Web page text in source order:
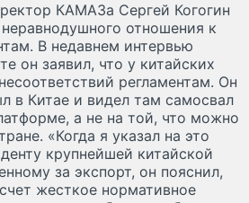
КАМАЗа Сергей Когогин
отношения к
В недавнем интервью
он заявил, что у китайских
регламентам. Он
в Китае и видел там самосвал
а не на той, что можно
«Когда я указал на это
крупнейшей китайской
за экспорт, он пояснил,
жесткое нормативное